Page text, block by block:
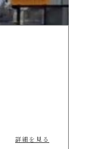
詳細を見る